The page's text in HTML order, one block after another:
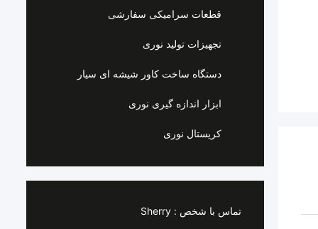
قطعات سرامیکی سفارشی
تجهیزات تولید نوری
دستگاه ساخت کاور شیشه ای سیار
ابزار اندازه گیری نوری
کریستال نوری
تماس با شخص : Sherry